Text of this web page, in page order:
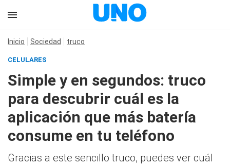
Inicio Sociedad truco
CELULARES
Simple y en segundos: truco
para descubrir cuál es la
aplicación que más batería
consume en tu teléfono
Gracias a este sencillo truco, puedes ver cuál